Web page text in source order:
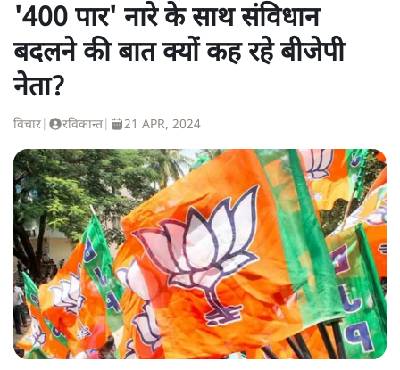
'400 पार' नारे के साथ संविधान
बदलने की बात क्यों कह रहे बीजेपी
नेता?
विचार रविकान्त 21 APR, 2024